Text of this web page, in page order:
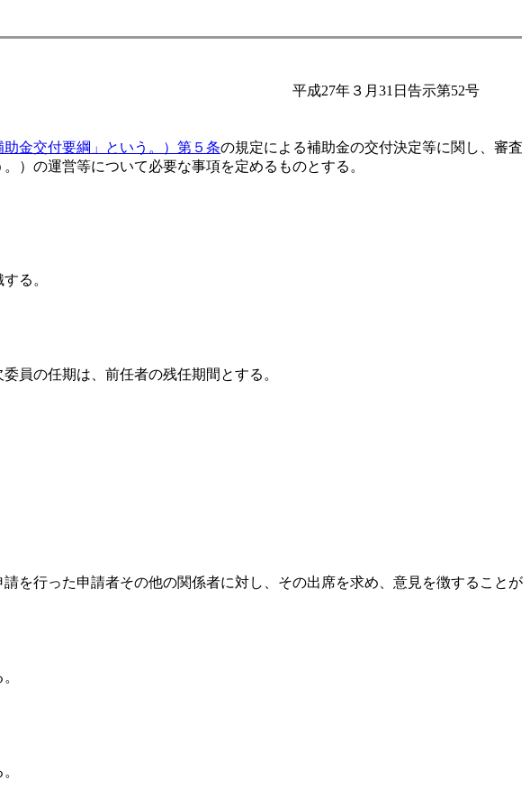
平成27年３月31日告示第52号
金交付要綱」という。）第５条の規定による補助金の交付決定等に関し、審査
）の運営等について必要な事項を定めるものとする。
る。
員の任期は、前任者の残任期間とする。
を行った申請者その他の関係者に対し、その出席を求め、意見を徴することが